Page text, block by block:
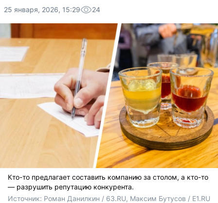
25 января, 2026, 15:29 24
Кто-то предлагает составить компанию за столом, а кто-то
— разрушить репутацию конкурента.
Источник: Роман Данилкин / 63.RU, Максим Бутусов / E1.RU